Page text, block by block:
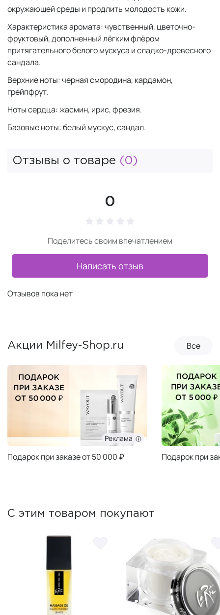
окружающей среды и продлить молодость кожи.
Характеристика аромата: чувственный, цветочно-
фруктовый, дополненный лёгким флёром
притягательного белого мускуса и сладко-древесного
сандала.
Верхние ноты: черная смородина, кардамон,
грейпфрут.
Ноты сердца: жасмин, ирис, фрезия.
Базовые ноты: белый мускус, сандал.
Отзывы о товаре (0)
0
Поделитесь своим впечатлением
Написать отзыв
Отзывов пока нет
Акции Milfey-Shop.ru Все
Реклама
Подарок при заказе от 50 000 ₽ Подарок при
С этим товаром покупают